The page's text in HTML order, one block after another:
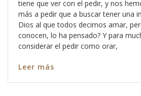
tiene que ver con el pedir, y nos
más a pedir que a buscar tener una
Dios al que todos decimos amar,
conocen, lo ha pensado? Y para
considerar el pedir como orar,
Leer más